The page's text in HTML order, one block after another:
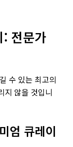
전문가
수 있는 최고의
지 않을 것입니
엄 큐레이